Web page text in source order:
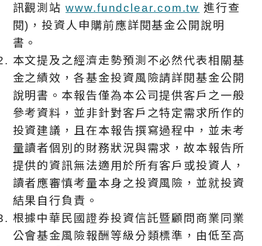
訊觀測站www.fundclear.com.tw 進行查
閱)，投資人申購前應詳閱基金公開說明
書。
本文提及之經濟走勢預測不必然代表相關基
金之績效，各基金投資風險請詳閱基金公開
說明書。本報告僅為本公司提供客戶之一般
參考資料，並非針對客戶之特定需求所作的
投資建議，且在本報告撰寫過程中，並未考
量讀者個別的財務狀況與需求，故本報告所
提供的資訊無法適用於所有客戶或投資人，
讀者應審慎考量本身之投資風險，並就投資
結果自行負責。
根據中華⺠國證券投資信託暨顧問商業同業
公會基金風險報酬等級分類標準，由低至高